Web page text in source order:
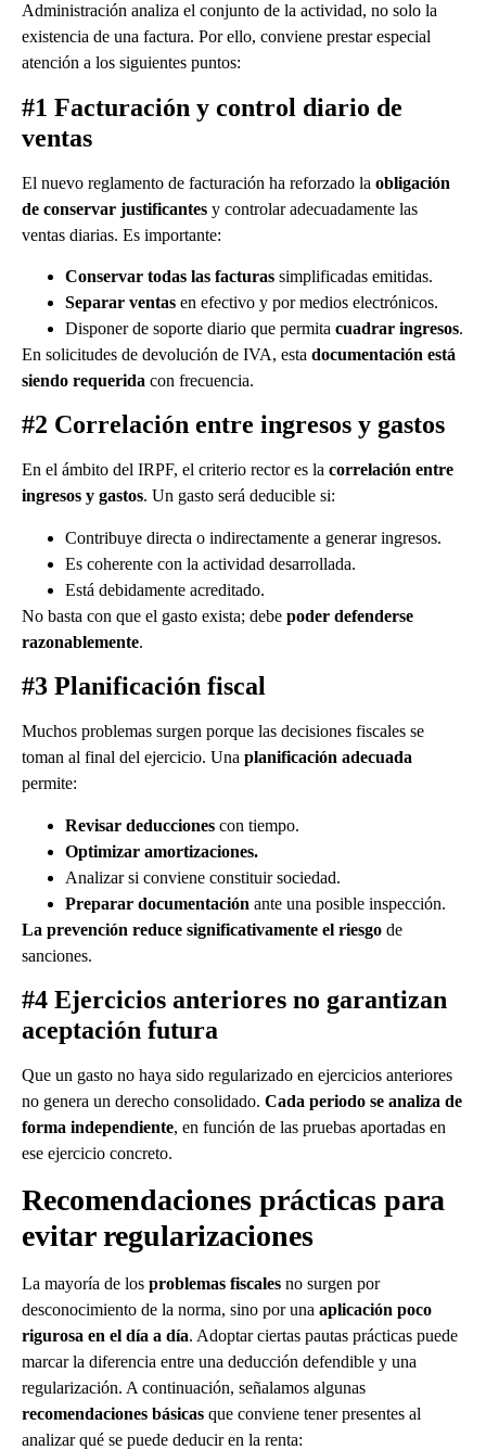
Administración analiza el conjunto de la actividad, no solo la
existencia de una factura. Por ello, conviene prestar especial
atención a los siguientes puntos:
#1 Facturación y control diario de
ventas
El nuevo reglamento de facturación ha reforzado la obligación
de conservar justificantes y controlar adecuadamente las
ventas diarias. Es importante:
Conservar todas las facturas simplificadas emitidas.
Separar ventas en efectivo y por medios electrónicos.
Disponer de soporte diario que permita cuadrar ingresos.
En solicitudes de devolución de IVA, esta documentación está
siendo requerida con frecuencia.
#2 Correlación entre ingresos y gastos
En el ámbito del IRPF, el criterio rector es la correlación entre
ingresos y gastos. Un gasto será deducible si:
Contribuye directa o indirectamente a generar ingresos.
Es coherente con la actividad desarrollada.
Está debidamente acreditado.
No basta con que el gasto exista; debe poder defenderse
razonablemente.
#3 Planificación fiscal
Muchos problemas surgen porque las decisiones fiscales se
toman al final del ejercicio. Una planificación adecuada
permite:
Revisar deducciones con tiempo.
Optimizar amortizaciones.
Analizar si conviene constituir sociedad.
Preparar documentación ante una posible inspección.
La prevención reduce significativamente el riesgo de
sanciones.
#4 Ejercicios anteriores no garantizan
aceptación futura
Que un gasto no haya sido regularizado en ejercicios anteriores
no genera un derecho consolidado. Cada periodo se analiza de
forma independiente, en función de las pruebas aportadas en
ese ejercicio concreto.
Recomendaciones prácticas para
evitar regularizaciones
La mayoría de los problemas fiscales no surgen por
desconocimiento de la norma, sino por una aplicación poco
rigurosa en el día a día. Adoptar ciertas pautas prácticas puede
marcar la diferencia entre una deducción defendible y una
regularización. A continuación, señalamos algunas
recomendaciones básicas que conviene tener presentes al
analizar qué se puede deducir en la renta: